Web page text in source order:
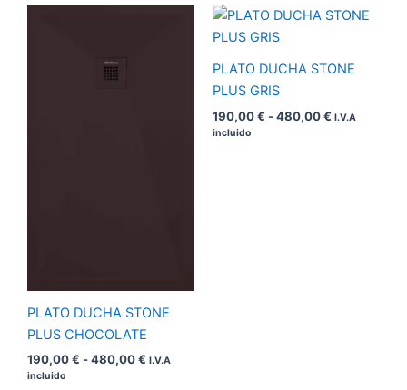
PLATO DUCHA STONE
PLUS CHOCOLATE
190,00€ -480,00€ I.V.A
incluido
PLATO DUCHA STONE
PLUS GRIS
190,00€ -480,00€
Rango
190,00 €
I.V.A
incluido